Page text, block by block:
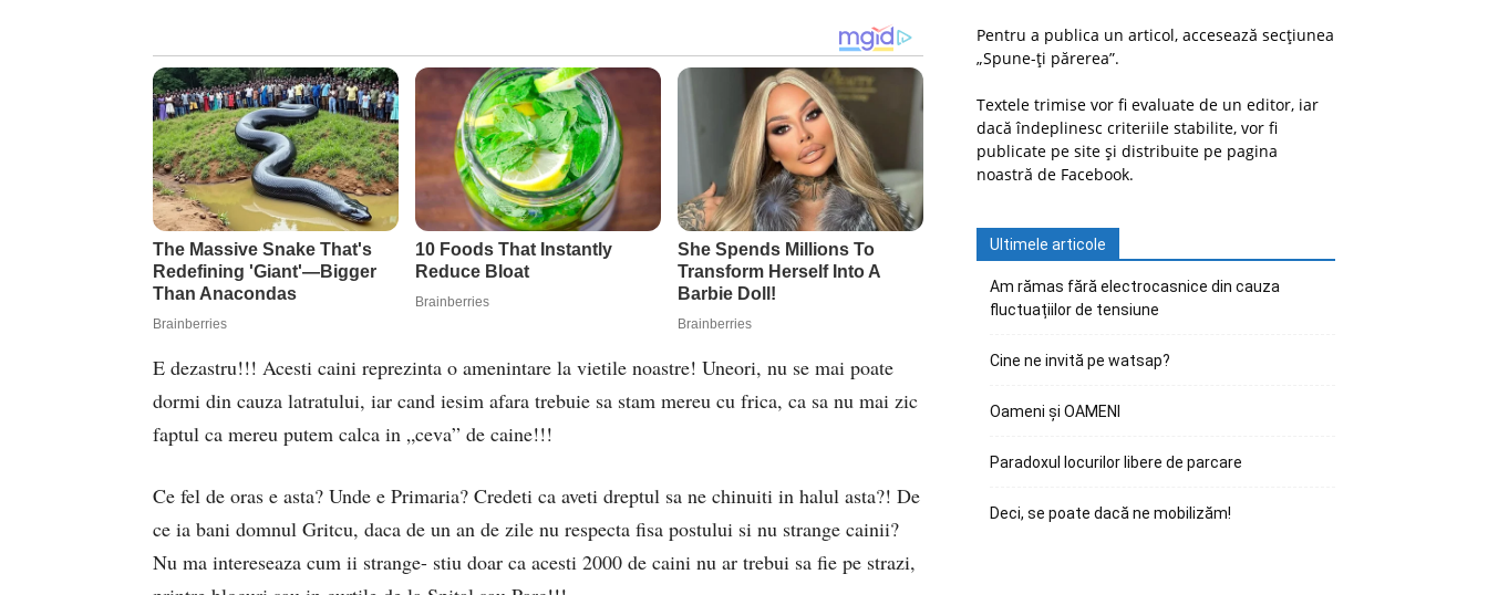
E dezastru!!! Acesti caini reprezinta o amenintare la vietile noastre! Uneori, nu se mai poate
dormi din cauza latratului, iar cand iesim afara trebuie sa stam mereu cu frica, ca sa nu mai zic
faptul ca mereu putem calca in „ceva” de caine!!!
Ce fel de oras e asta? Unde e Primaria? Credeti ca aveti dreptul sa ne chinuiti in halul asta?! De
ce ia bani domnul Gritcu, daca de un an de zile nu respecta fisa postului si nu strange cainii?
Nu ma intereseaza cum ii strange- stiu doar ca acesti 2000 de caini nu ar trebui sa fie pe strazi,
Pentru a publica un articol, accesează secțiunea
„Spune-ți părerea”.
Textele trimise vor fi evaluate de un editor, iar
dacă îndeplinesc criteriile stabilite, vor fi
publicate pe site și distribuite pe pagina
noastră de Facebook.
Ultimele articole
Am rămas fără electrocasnice din cauza
fluctuațiilor de tensiune
Cine ne invită pe watsap?
Oameni și OAMENI
Paradoxul locurilor libere de parcare
Deci, se poate dacă ne mobilizăm!